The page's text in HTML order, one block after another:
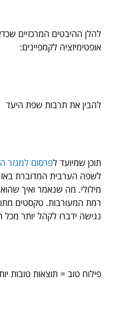
להלן ההיבטים המרכזיים
אופטימיזציה לקמפיינים:
להבין את תרבות שפת היעד
תוכן שמיועד לפרסום למגזר
לשפה הערבית המדוברת
מילולי. מה שנאמר ואיך
רמת המעורבות. טקסטים
נגישה ידברו לקהל יותר מכל
פילוח טוב = תוצאות טובות